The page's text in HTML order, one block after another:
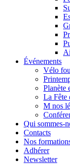
Événements
Vélo
Planète
La Fête
M nos
Qui sommes-
Contacts
Nos
Adhérer
Newsletter